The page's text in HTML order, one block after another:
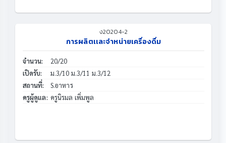
ง20204-2
การผลิตเเละจำหน่ายเครื่องดื่ม
จำนวน:
20/20
เปิดรับ:
ม.3/10 ม.3/11 ม.3/12
สถานที่:
S.อาหาร
ครูผู้ดูแล: ครูนิรมล เพิ่มพูล